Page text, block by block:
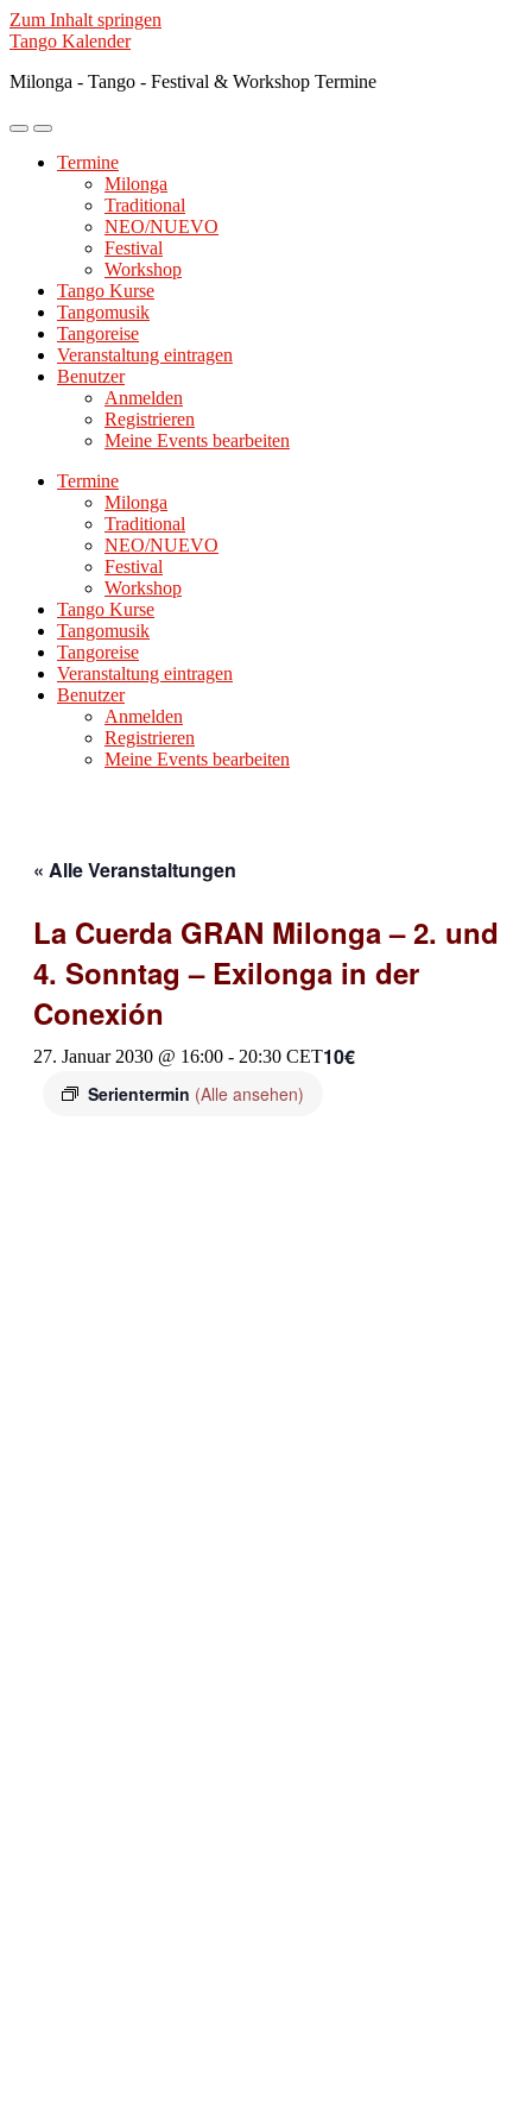
Zum Inhalt springen
Tango Kalender
Milonga - Tango - Festival & Workshop Termine
Mobile-
ein-/ausblenden
Suchfeld
ein-/ausblenden
Termine
Milonga
Traditional
NEO/NUEVO
Festival
Workshop
Tango Kurse
Tangomusik
Tangoreise
Veranstaltung eintragen
Benutzer
Anmelden
Registrieren
Meine Events bearbeiten
Termine
Milonga
Traditional
NEO/NUEVO
Festival
Workshop
Tango Kurse
Tangomusik
Tangoreise
Veranstaltung eintragen
Benutzer
Anmelden
Registrieren
Meine Events bearbeiten
« Alle Veranstaltungen
La Cuerda GRAN Milonga – 2. und
4. Sonntag – Exilonga in der
Conexión
27. Januar 2030 @ 16:00 - 20:30 CET
Serientermin (Alle ansehen)
10€